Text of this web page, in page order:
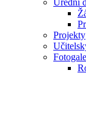
Úřední
Projekty